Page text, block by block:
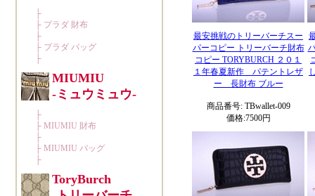
最安挑戦のトリーバーチスー
パーコピー トリーバーチ財布
コピー TORYBURCH ２０１
１年春夏新作 パテントレザ
ー 長財布 ブルー
商品番号: TBwallet-009
価格:7500円